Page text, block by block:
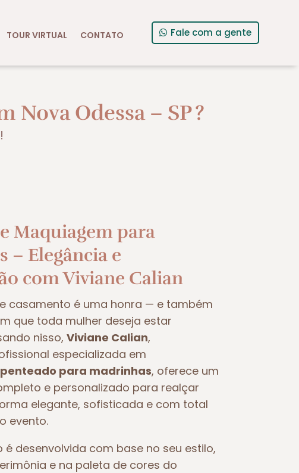
TOUR VIRTUAL CONTATO Fale com a gente
Nova Odessa – SP?
Maquiagem para
– Elegância e
com Viviane Calian
casamento é uma honra — e também
que toda mulher deseja estar
nisso, Viviane Calian,
especializada em
para madrinhas, oferece um
e personalizado para realçar
elegante, sofisticada e com total
evento.
desenvolvida com base no seu estilo,
e na paleta de cores do